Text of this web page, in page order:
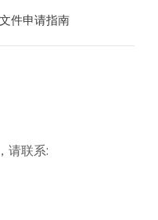
件申请指南
请联系: